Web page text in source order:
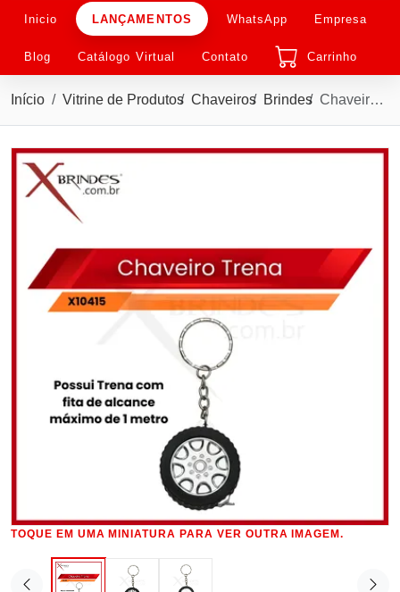
Inicio LANÇAMENTOS WhatsApp Empresa
Blog Catálogo Virtual Contato Carrinho
Início Vitrine de Produtos Chaveiros Brindes Chaveiro Trena plástico em formato de pneu de carro X10415
TOQUE EM UMA MINIATURA PARA VER OUTRA IMAGEM.